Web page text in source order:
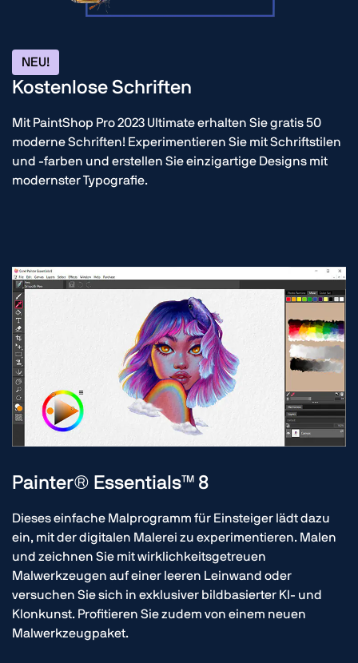
NEU!
Kostenlose Schriften
Mit PaintShop Pro 2023 Ultimate erhalten Sie gratis 50
moderne Schriften! Experimentieren Sie mit Schriftstilen
und -farben und erstellen Sie einzigartige Designs mit
modernster Typografie.
Painter® Essentials™ 8
Dieses einfache Malprogramm für Einsteiger lädt dazu
ein, mit der digitalen Malerei zu experimentieren. Malen
und zeichnen Sie mit wirklichkeitsgetreuen
Malwerkzeugen auf einer leeren Leinwand oder
versuchen Sie sich in exklusiver bildbasierter KI- und
Klonkunst. Profitieren Sie zudem von einem neuen
Malwerkzeugpaket.